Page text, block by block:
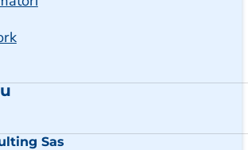
Seguimi su Facebook
Follow us on Instagram
Follow us on X
Sas